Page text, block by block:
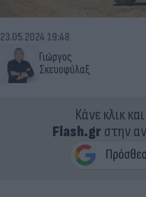
Γιώργος
Σκευοφύλαξ
23.05.2024 19:48
Κάνε κλικ
Flash.grστην